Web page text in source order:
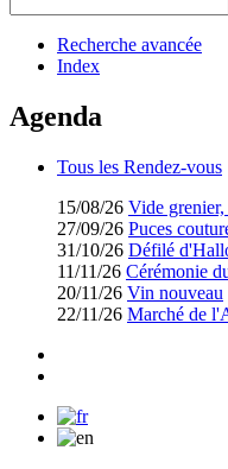
Recherche avancée
Index
Agenda
Tous les Rendez-vous
15/08/26 Vide grenier,
27/09/26 Puces
31/10/26 Défilé
11/11/26 Cérémonie
20/11/26 Vin nouveau
22/11/26 Marché de